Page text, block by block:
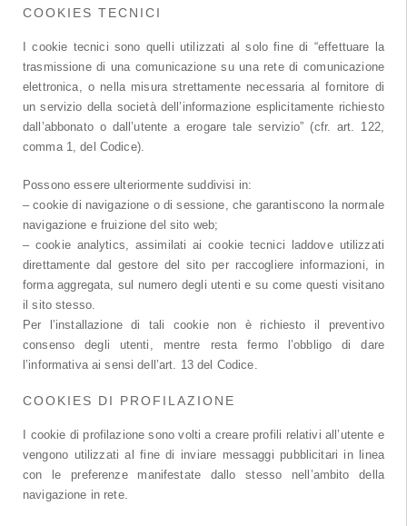
COOKIES TECNICI
I cookie tecnici sono quelli utilizzati al solo fine di “effettuare la
trasmissione di una comunicazione su una rete di comunicazione
elettronica, o nella misura strettamente necessaria al fornitore di
un servizio della società dell’informazione esplicitamente richiesto
dall’abbonato o dall’utente a erogare tale servizio” (cfr. art. 122,
comma 1, del Codice).
Possono essere ulteriormente suddivisi in:
– cookie di navigazione o di sessione, che garantiscono la normale
navigazione e fruizione del sito web;
– cookie analytics, assimilati ai cookie tecnici laddove utilizzati
direttamente dal gestore del sito per raccogliere informazioni, in
forma aggregata, sul numero degli utenti e su come questi visitano
il sito stesso.
Per l’installazione di tali cookie non è richiesto il preventivo
consenso degli utenti, mentre resta fermo l’obbligo di dare
l’informativa ai sensi dell’art. 13 del Codice.
COOKIES DI PROFILAZIONE
I cookie di profilazione sono volti a creare profili relativi all’utente e
vengono utilizzati al fine di inviare messaggi pubblicitari in linea
con le preferenze manifestate dallo stesso nell’ambito della
navigazione in rete.